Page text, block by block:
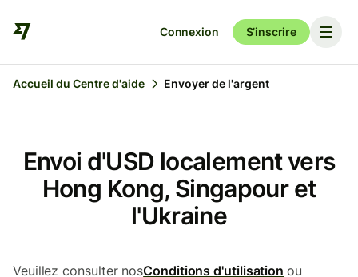
Connexion S’inscrire
Accueil du Centre d'aide Envoyer de l'argent
Envoi d'USD localement vers
Hong Kong, Singapour et
l'Ukraine
Veuillez consulter nosConditions d'utilisation ou